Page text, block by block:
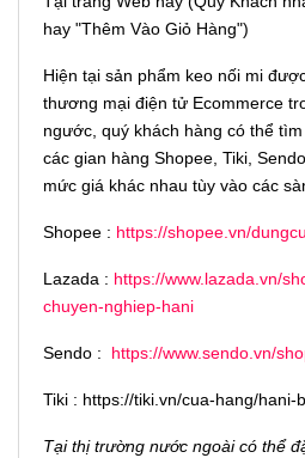
hay "Thêm Vào Giỏ Hàng")
Hiện tại sản phẩm keo nối mi
thương mại điện tử Ecommerce
ngước, quý khách hàng có thể
các gian hàng Shopee, Tiki,
mức giá khác nhau tùy vào các
Shopee : https://shopee.vn/
Lazada : https://www.lazada.vn/
chuyen-nghiep-hani
Sendo : https://www.sendo.vn/
Tiki : https://tiki.vn/cua-hang/hani-
Tại thị trường nước ngoài có thể